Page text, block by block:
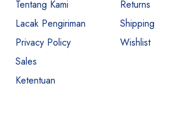
Tentang Kami
Lacak Pengiriman
Privacy Policy
Sales
Ketentuan
Returns
Shipping
Wishlist